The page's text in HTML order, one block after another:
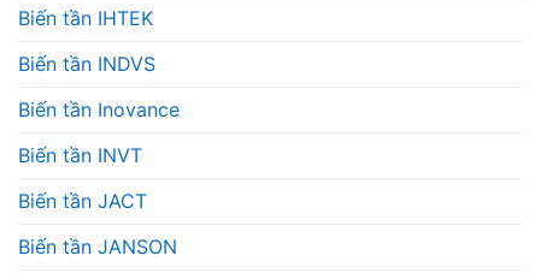
Biến tần IHTEK
Biến tần INDVS
Biến tần Inovance
Biến tần INVT
Biến tần JACT
Biến tần JANSON